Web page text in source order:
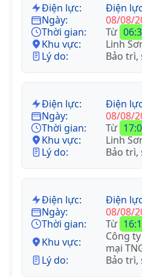
Điện lực:
Điện
Ngày:
08/08/
Thời gian:
Từ
Khu vực:
Linh
Lý do:
Bảo trì,
Điện lực:
Điện
Ngày:
08/08/
Thời gian:
Từ
Khu vực:
Linh
Lý do:
Bảo trì,
Điện lực:
Điện
Ngày:
08/08/
Thời gian:
Từ
Khu vực:
Công
mại
Lý do:
Bảo trì,